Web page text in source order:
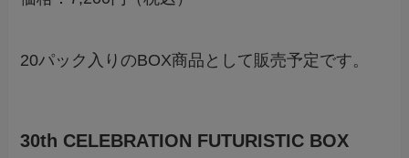
20パック入りのBOX商品として販売予定です。
30th CELEBRATION FUTURISTIC BOX